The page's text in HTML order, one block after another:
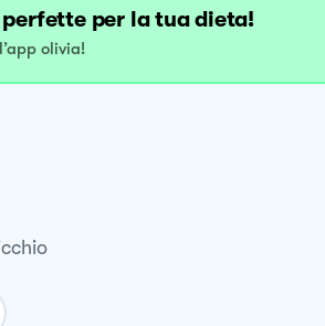
per la tua dieta!
olivia!